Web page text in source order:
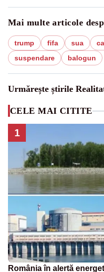
Mai multe articole
trump fifa sua
suspendare
balogun
Urmărește știrile
CELE MAI CITITE
1
România în alertă